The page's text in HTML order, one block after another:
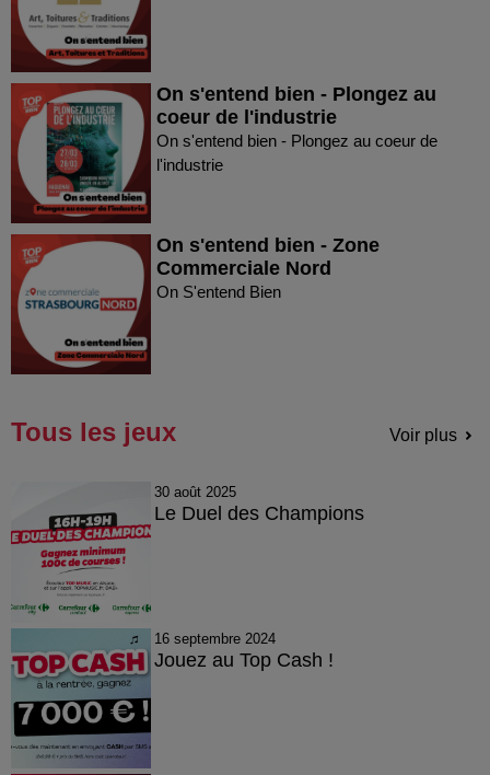
On s'entend bien - Plongez au
coeur de l'industrie
On s'entend bien - Plongez au coeur de
l'industrie
On s'entend bien - Zone
Commerciale Nord
On S'entend Bien
Tous les jeux Voir plus
30 août 2025
Le Duel des Champions
16 septembre 2024
Jouez au Top Cash !